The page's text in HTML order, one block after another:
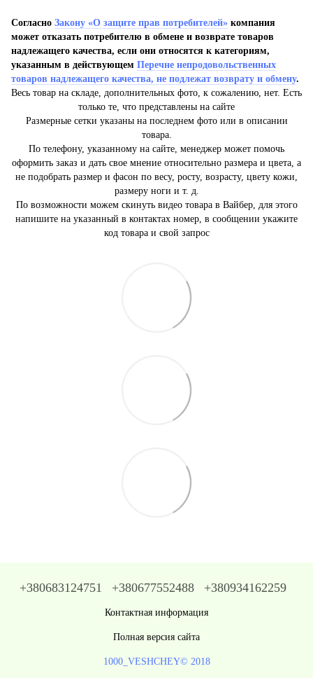
Согласно Закону «О защите прав потребителей» компания
может отказать потребителю в обмене и возврате товаров
надлежащего качества, если они относятся к категориям,
указанным в действующем Перечне непродовольственных
товаров надлежащего качества, не подлежат возврату и обмену.
Весь товар на складе, дополнительных фото, к сожалению, нет. Есть
только те, что представлены на сайте
Размерные сетки указаны на последнем фото или в описании
товара.
По телефону, указанному на сайте, менеджер может помочь
оформить заказ и дать свое мнение относительно размера и цвета, а
не подобрать размер и фасон по весу, росту, возрасту, цвету кожи,
размеру ноги и т. д.
По возможности можем скинуть видео товара в Вайбер, для этого
напишите на указанный в контактах номер, в сообщении укажите
код товара и свой запрос
+380683124751 +380677552488 +380934162259
Контактная информация
Полная версия сайта
1000_VESHCHEY© 2018